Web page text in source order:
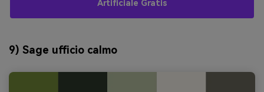
Artificiale Gratis
9) Sage ufficio calmo